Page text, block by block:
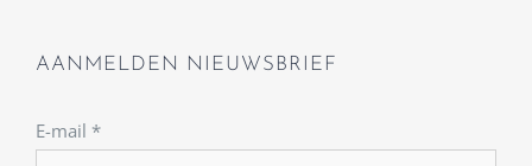
AANMELDEN NIEUWSBRIEF
E-mail *